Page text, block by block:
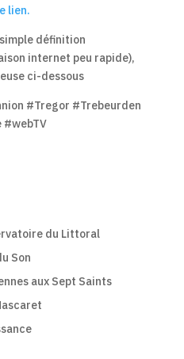
lien.
définition
internet peu rapide),
ci-dessous
#Tregor #Trebeurden
du Littoral
Son
aux Sept Saints